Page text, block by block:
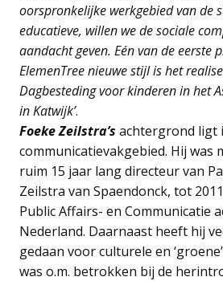
oorspronkelijke werkgebied van de
educatieve, willen we de sociale
aandacht geven. Eén van de eerste
ElemenTreenieuwe stijl is het
Dagbesteding voor kinderen in het
in Katwijk’.
FoekeZeilstra’s achtergrond ligt
communicatievakgebied. Hij was
ruim 15 jaar lang directeur van
Zeilstra van Spaendonck, tot
Public Affairs- en Communicatie
Nederland. Daarnaast heeft hij
gedaan voor culturele en
was o.m. betrokken bij de